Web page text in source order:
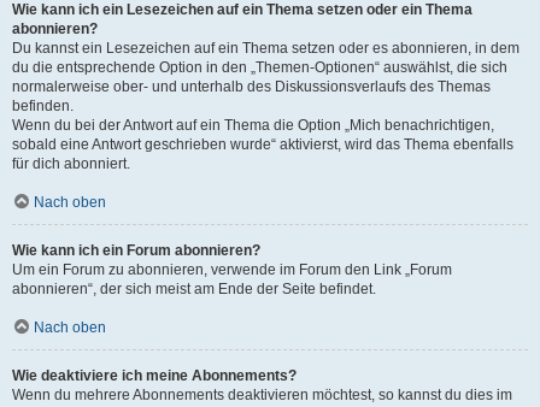
Wie kann ich ein Lesezeichen auf ein Thema setzen oder ein Thema
abonnieren?
Du kannst ein Lesezeichen auf ein Thema setzen oder es abonnieren, in dem
du die entsprechende Option in den „Themen-Optionen“ auswählst, die sich
normalerweise ober- und unterhalb des Diskussionsverlaufs des Themas
befinden.
Wenn du bei der Antwort auf ein Thema die Option „Mich benachrichtigen,
sobald eine Antwort geschrieben wurde“ aktivierst, wird das Thema ebenfalls
für dich abonniert.
Nach oben
Wie kann ich ein Forum abonnieren?
Um ein Forum zu abonnieren, verwende im Forum den Link „Forum
abonnieren“, der sich meist am Ende der Seite befindet.
Nach oben
Wie deaktiviere ich meine Abonnements?
Wenn du mehrere Abonnements deaktivieren möchtest, so kannst du dies im